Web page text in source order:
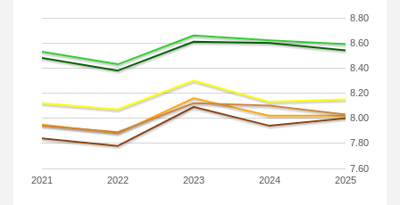
2021 2022 2023 2024 2025
7.60
7.80
8.00
8.20
8.40
8.60
8.80